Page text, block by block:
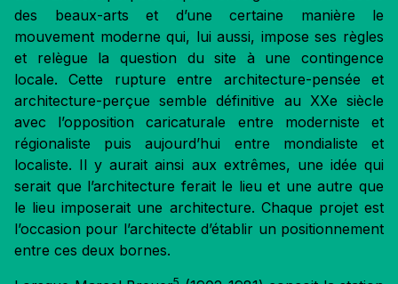
des beaux-arts et d’une certaine manière le
mouvement moderne qui, lui aussi, impose ses règles
et relègue la question du site à une contingence
locale. Cette rupture entre architecture-pensée et
architecture-perçue semble définitive au XXe siècle
avec l’opposition caricaturale entre moderniste et
régionaliste puis aujourd’hui entre mondialiste et
localiste. Il y aurait ainsi aux extrêmes, une idée qui
serait que l’architecture ferait le lieu et une autre que
le lieu imposerait une architecture. Chaque projet est
l’occasion pour l’architecte d’établir un positionnement
entre ces deux bornes.